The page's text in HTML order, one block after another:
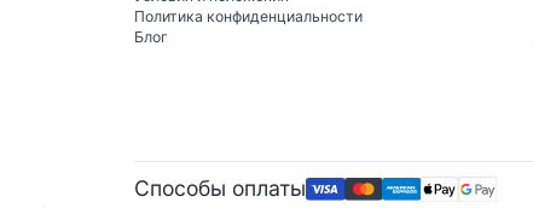
Политика конфиденциальности
Блог
Способы оплаты